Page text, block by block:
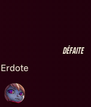
Défaite
Erdote